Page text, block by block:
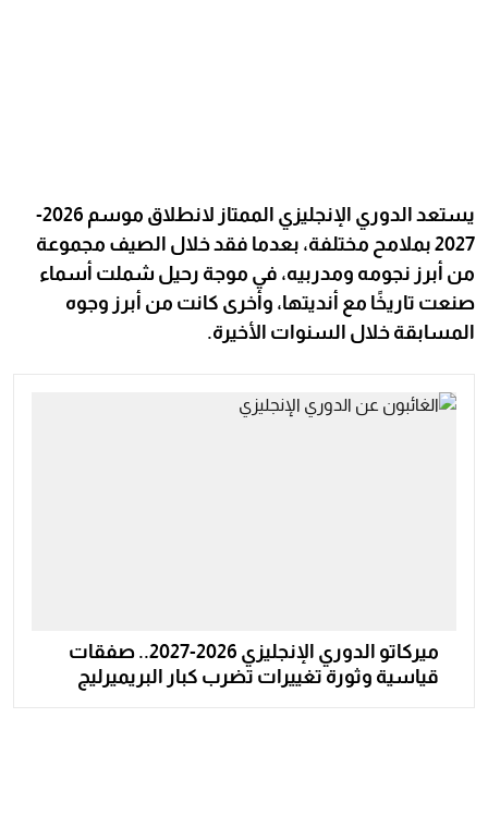
يستعد الدوري الإنجليزي الممتاز لانطلاق موسم 2026-
2027 بملامح مختلفة، بعدما فقد خلال الصيف مجموعة
من أبرز نجومه ومدربيه، في موجة رحيل شملت أسماء
صنعت تاريخًا مع أنديتها، وأخرى كانت من أبرز وجوه
المسابقة خلال السنوات الأخيرة.
ميركاتو الدوري الإنجليزي 2026-2027.. صفقات
قياسية وثورة تغييرات تضرب كبار البريميرليج